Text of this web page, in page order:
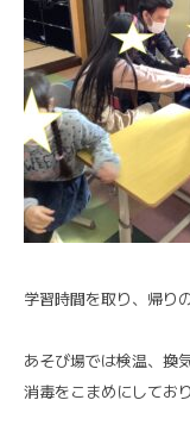
学習時間を取り、帰り
あそび場では検温、換
消毒をこまめにしてお